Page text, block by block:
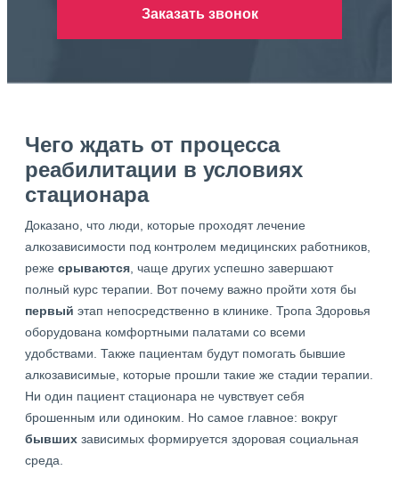
Заказать звонок
Чего ждать от процесса
реабилитации в условиях
стационара
Доказано, что люди, которые проходят лечение
алкозависимости под контролем медицинских работников,
реже срываются , чаще других успешно завершают
полный курс терапии. Вот почему важно пройти хотя бы
первый этап непосредственно в клинике. Тропа Здоровья
оборудована комфортными палатами со всеми
удобствами. Также пациентам будут помогать бывшие
алкозависимые, которые прошли такие же стадии терапии.
Ни один пациент стационара не чувствует себя
брошенным или одиноким. Но самое главное: вокруг
бывших зависимых формируется здоровая социальная
среда.